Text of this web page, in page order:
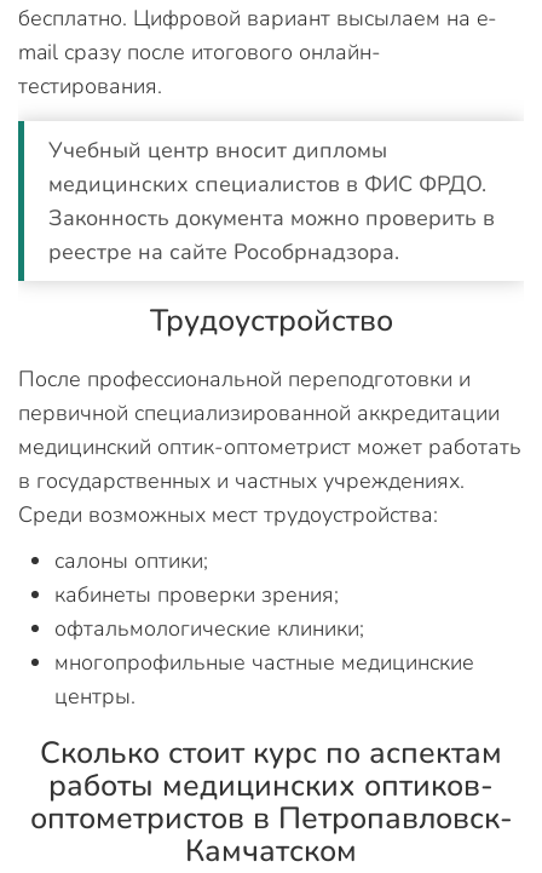
бесплатно. Цифровой вариант высылаем на e-
mail сразу после итогового онлайн-
тестирования.
Учебный центр вносит дипломы
медицинских специалистов в ФИС ФРДО.
Законность документа можно проверить в
реестре на сайте Рособрнадзора.
Трудоустройство
После профессиональной переподготовки и
первичной специализированной аккредитации
медицинский оптик-оптометрист может работать
в государственных и частных учреждениях.
Среди возможных мест трудоустройства:
салоны оптики;
кабинеты проверки зрения;
офтальмологические клиники;
многопрофильные частные медицинские
центры.
Сколько стоит курс по аспектам
работы медицинских оптиков-
оптометристов в Петропавловск-
Камчатском